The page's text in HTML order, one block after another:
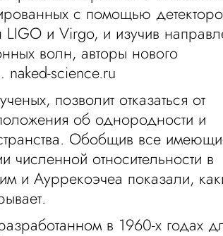
с помощью
LIGO и Virgo, и изучив
волн, авторы нового
science.ru
позволит отказаться от
об однородности и
Обобщив все
относительности в
и Ауррекоэчеа показали,
в 1960-х годах